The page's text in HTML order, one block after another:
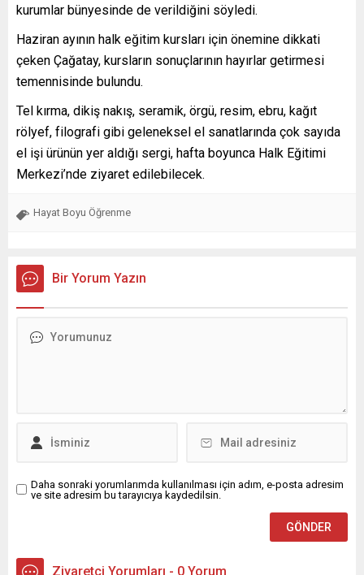
kurumlar bünyesinde de verildiğini söyledi.
Haziran ayının halk eğitim kursları için önemine dikkati
çeken Çağatay, kursların sonuçlarının hayırlar getirmesi
temennisinde bulundu.
Tel kırma, dikiş nakış, seramik, örgü, resim, ebru, kağıt
rölyef, filografi gibi geleneksel el sanatlarında çok sayıda
el işi ürünün yer aldığı sergi, hafta boyunca Halk Eğitimi
Merkezi’nde ziyaret edilebilecek.
Hayat Boyu Öğrenme
Bir Yorum Yazın
Daha sonraki yorumlarımda kullanılması için adım, e-posta adresim
ve site adresim bu tarayıcıya kaydedilsin.
Ziyaretçi Yorumları - 0 Yorum